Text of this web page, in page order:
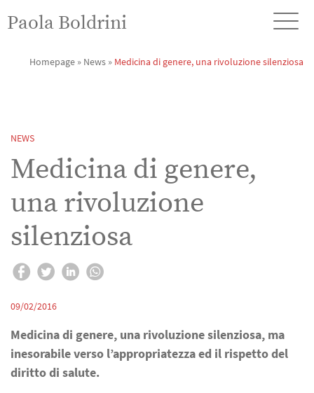
Paola Boldrini
Homepage » News » Medicina di genere, una rivoluzione silenziosa
NEWS
Medicina di genere,
una rivoluzione
silenziosa
09/02/2016
Medicina di genere, una rivoluzione silenziosa, ma
inesorabile verso l’appropriatezza ed il rispetto del
diritto di salute.